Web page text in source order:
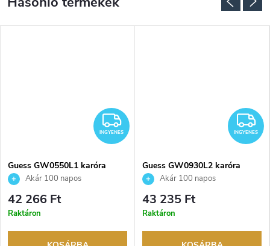
INGYENES
INGYENES
Guess GW0550L1 karóra
Akár 100 napos
visszaküldési lehetőség. Hivatalos
márkakereskedő.
42 266 Ft
Raktáron
INGYENES
Guess GW0930L2 karóra
Akár 100 napos
visszaküldési lehetőség. Hivatalos
márkakereskedő.
43 235 Ft
Raktáron